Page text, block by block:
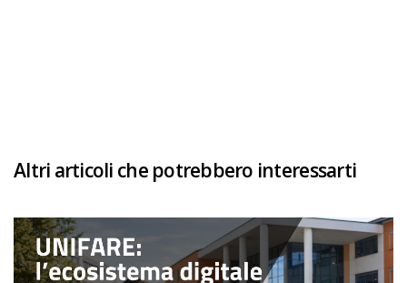
Altri articoli che potrebbero interessarti